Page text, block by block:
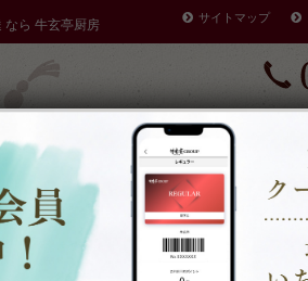
なら 牛玄亭厨房
サイトマップ
注文方法 商品一覧